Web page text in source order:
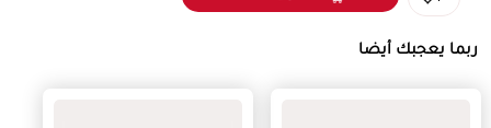
ربما يعجبك أيضا